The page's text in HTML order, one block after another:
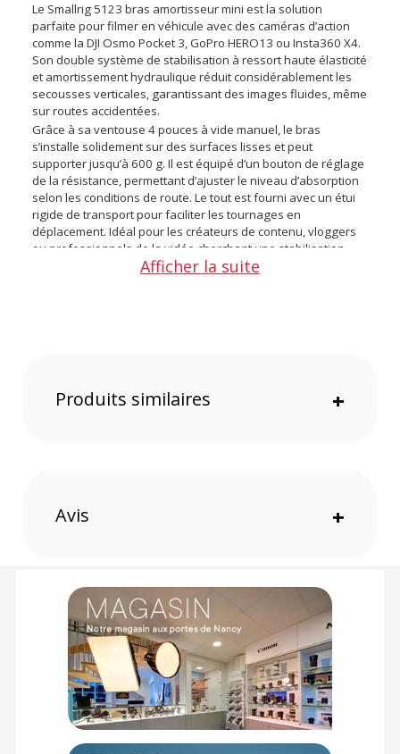
Le Smallrig 5123 bras amortisseur mini est la solution
parfaite pour filmer en véhicule avec des caméras d’action
comme la DJI Osmo Pocket 3, GoPro HERO13 ou Insta360 X4.
Son double système de stabilisation à ressort haute élasticité
et amortissement hydraulique réduit considérablement les
secousses verticales, garantissant des images fluides, même
sur routes accidentées.
Grâce à sa ventouse 4 pouces à vide manuel, le bras
s’installe solidement sur des surfaces lisses et peut
supporter jusqu’à 600 g. Il est équipé d’un bouton de réglage
de la résistance, permettant d’ajuster le niveau d’absorption
selon les conditions de route. Le tout est fourni avec un étui
rigide de transport pour faciliter les tournages en
déplacement. Idéal pour les créateurs de contenu, vloggers
ou professionnels de la vidéo cherchant une stabilisation
embarquée compacte, fiable et performante.
Ventouse 4" ultra-fiable
Étui rigide inclus pour protéger et emporter facilement
Stabilité professionnelle en mouvement
Grâce à son système hybride ressort + amortisseur
hydraulique, le bras élimine efficacement les vibrations
générées lors des tournages embarqués. Résultat : des
vidéos fluides, exploitables sans post-traitement.
Adaptabilité maximale
Afficher la suite
Produits similaires +
Avis +